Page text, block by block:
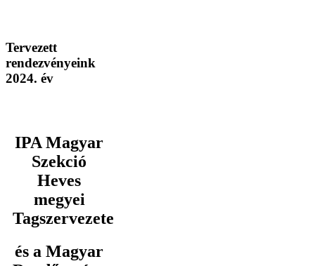
Tervezett
rendezvényeink
2024. év
IPA Magyar
Szekció
Heves
megyei
Tagszervezete
és a Magyar